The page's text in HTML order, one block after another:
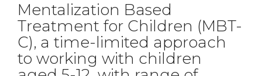
Mentalization Based
Treatment for Children (MBT-
C), a time-limited approach
to working with children